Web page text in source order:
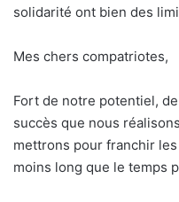
solidarité ont bien des
Mes chers compatriotes,
Fort de notre potentiel,
succès que nous
mettrons pour franchir
moins long que le temps